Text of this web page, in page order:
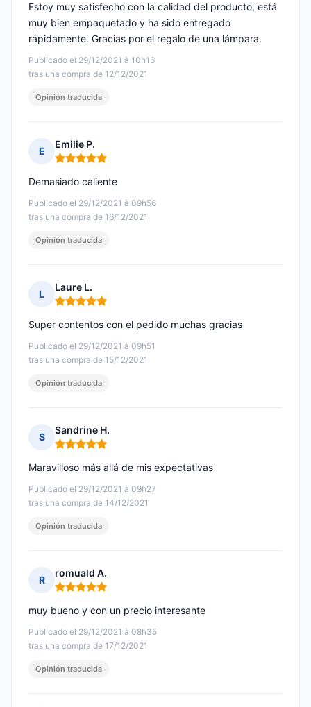
Publicado el 29/12/2021 à 10h16
tras una compra de 12/12/2021
Estoy muy satisfecho con la calidad del producto, está
muy bien empaquetado y ha sido entregado
rápidamente. Gracias por el regalo de una lámpara.
Opinión traducida
E
Emilie P.
Nota: 5 de 5
Publicado el 29/12/2021 à 09h56
tras una compra de 16/12/2021
Demasiado caliente
Opinión traducida
L
Laure L.
Nota: 5 de 5
Publicado el 29/12/2021 à 09h51
tras una compra de 15/12/2021
Super contentos con el pedido muchas gracias
Opinión traducida
S
Sandrine H.
Nota: 5 de 5
Publicado el 29/12/2021 à 09h27
tras una compra de 14/12/2021
Maravilloso más allá de mis expectativas
Opinión traducida
R
romuald A.
Nota: 5 de 5
Publicado el 29/12/2021 à 08h35
tras una compra de 17/12/2021
muy bueno y con un precio interesante
Opinión traducida